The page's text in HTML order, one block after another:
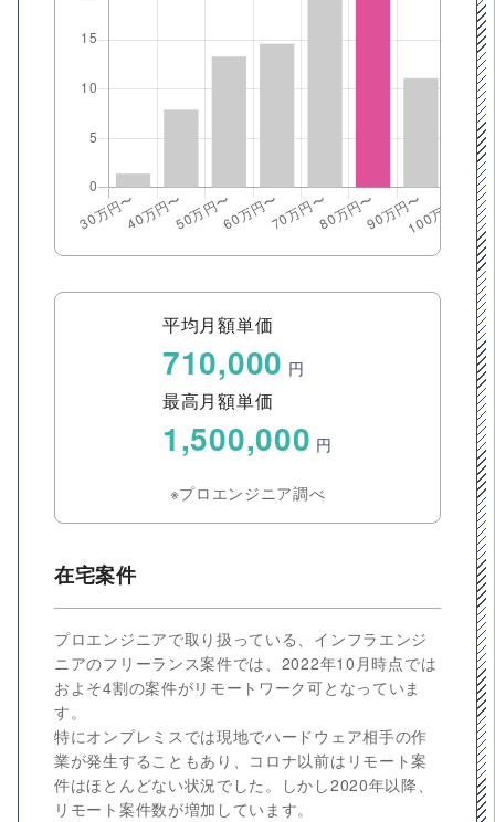
平均月額単価
710,000 円
最高月額単価
1,500,000 円
※プロエンジニア調べ
在宅案件
プロエンジニアで取り扱っている、インフラエンジ
ニアのフリーランス案件では、2022年10月時点では
およそ4割の案件がリモートワーク可となっていま
す。
特にオンプレミスでは現地でハードウェア相手の作
業が発生することもあり、コロナ以前はリモート案
件はほとんどない状況でした。しかし2020年以降、
リモート案件数が増加しています。